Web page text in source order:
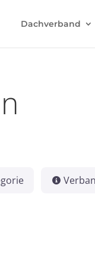
Dachverband